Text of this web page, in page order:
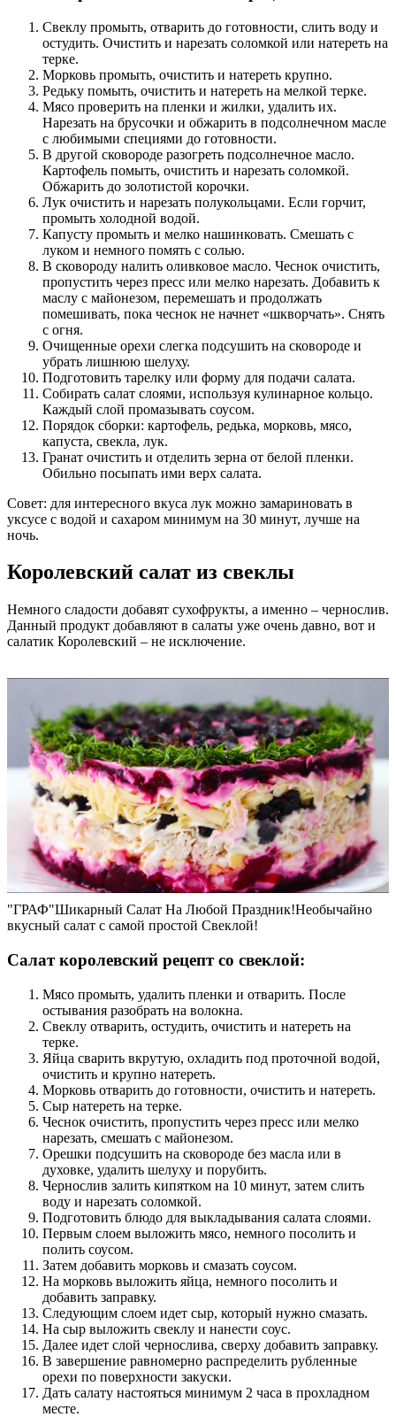
Свеклу промыть, отварить до готовности, слить воду и
остудить. Очистить и нарезать соломкой или натереть на
терке.
Морковь промыть, очистить и натереть крупно.
Редьку помыть, очистить и натереть на мелкой терке.
Мясо проверить на пленки и жилки, удалить их.
Нарезать на брусочки и обжарить в подсолнечном масле
с любимыми специями до готовности.
В другой сковороде разогреть подсолнечное масло.
Картофель помыть, очистить и нарезать соломкой.
Обжарить до золотистой корочки.
Лук очистить и нарезать полукольцами. Если горчит,
промыть холодной водой.
Капусту промыть и мелко нашинковать. Смешать с
луком и немного помять с солью.
В сковороду налить оливковое масло. Чеснок очистить,
пропустить через пресс или мелко нарезать. Добавить к
маслу с майонезом, перемешать и продолжать
помешивать, пока чеснок не начнет «шкворчать». Снять
с огня.
Очищенные орехи слегка подсушить на сковороде и
убрать лишнюю шелуху.
Подготовить тарелку или форму для подачи салата.
Собирать салат слоями, используя кулинарное кольцо.
Каждый слой промазывать соусом.
Порядок сборки: картофель, редька, морковь, мясо,
капуста, свекла, лук.
Гранат очистить и отделить зерна от белой пленки.
Обильно посыпать ими верх салата.
Совет: для интересного вкуса лук можно замариновать в
уксусе с водой и сахаром минимум на 30 минут, лучше на
ночь.
Королевский салат из свеклы
Немного сладости добавят сухофрукты, а именно – чернослив.
Данный продукт добавляют в салаты уже очень давно, вот и
салатик Королевский – не исключение.
"ГРАФ"Шикарный Салат На Любой Праздник!Необычайно
вкусный салат с самой простой Свеклой!
Салат королевский рецепт со свеклой:
Мясо промыть, удалить пленки и отварить. После
остывания разобрать на волокна.
Свеклу отварить, остудить, очистить и натереть на
терке.
Яйца сварить вкрутую, охладить под проточной водой,
очистить и крупно натереть.
Морковь отварить до готовности, очистить и натереть.
Сыр натереть на терке.
Чеснок очистить, пропустить через пресс или мелко
нарезать, смешать с майонезом.
Орешки подсушить на сковороде без масла или в
духовке, удалить шелуху и порубить.
Чернослив залить кипятком на 10 минут, затем слить
воду и нарезать соломкой.
Подготовить блюдо для выкладывания салата слоями.
Первым слоем выложить мясо, немного посолить и
полить соусом.
Затем добавить морковь и смазать соусом.
На морковь выложить яйца, немного посолить и
добавить заправку.
Следующим слоем идет сыр, который нужно смазать.
На сыр выложить свеклу и нанести соус.
Далее идет слой чернослива, сверху добавить заправку.
В завершение равномерно распределить рубленные
орехи по поверхности закуски.
Дать салату настояться минимум 2 часа в прохладном
месте.